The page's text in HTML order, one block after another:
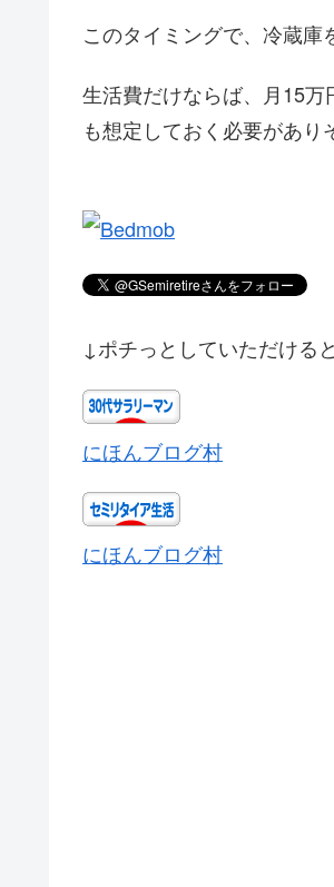
このタイミングで、冷蔵庫
生活費だけならば、月15
も想定しておく必要があり
↓ポチっとしていただける
にほんブログ村
にほんブログ村